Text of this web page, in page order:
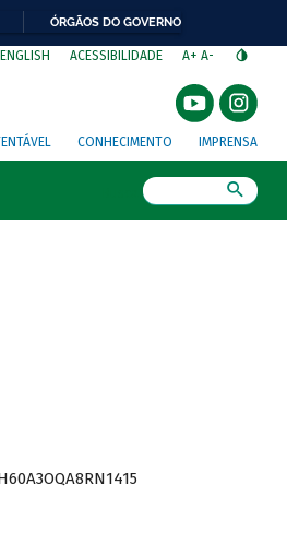
ÓRGÃOS DO GOVERNO
ENGLISH ACESSIBILIDADE A+ A-
CONHECIMENTO IMPRENSA